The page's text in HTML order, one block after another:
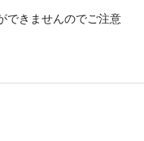
できませんのでご注意